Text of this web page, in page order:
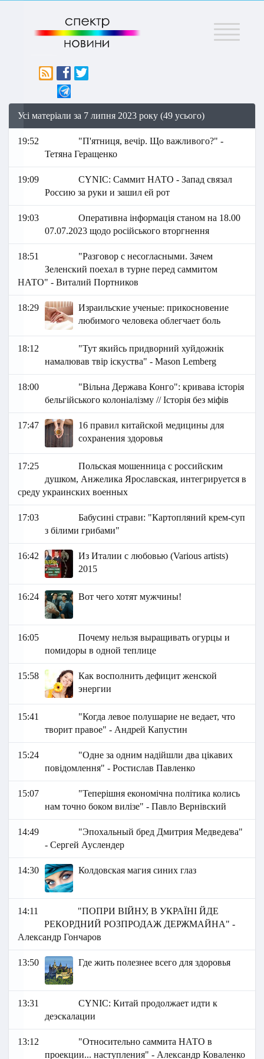
Меню
Усі матеріали за 7 липня 2023 року (49 усього)
19:52
"П'ятниця, вечір. Що важливого?" -
Тетяна Геращенко
19:09
СYNIC: Саммит НАТО - Запад связал
Россию за руки и зашил ей рот
19:03
Оперативна інформація станом на 18.00
07.07.2023 щодо російського вторгнення
18:51
"Разговор с несогласными. Зачем
Зеленский поехал в турне перед саммитом
НАТО" - Виталий Портников
18:29
Израильские ученые: прикосновение
любимого человека облегчает боль
18:12
"Тут якийсь придворний хуйдожнік
намалював твір іскуства" - Mason Lemberg
18:00
"Вільна Держава Конго": кривава історія
бельгійського колоніалізму // Історія без міфів
17:47
16 правил китайской медицины для
сохранения здоровья
17:25
Польская мошенница с российским
душком, Анжелика Ярославская, интегрируется в
среду украинских военных
17:03
Бабусині страви: "Картопляний крем-суп
з білими грибами"
16:42
Из Италии с любовью (Various artists)
2015
16:24 Вот чего хотят мужчины!
16:05
Почему нельзя выращивать огурцы и
помидоры в одной теплице
15:58
Как восполнить дефицит женской
энергии
15:41
"Когда левое полушарие не ведает, что
творит правое" - Андрей Капустин
15:24
"Одне за одним надійшли два цікавих
повідомлення" - Ростислав Павленко
15:07
"Теперішня економічна політика колись
нам точно боком вилізе" - Павло Вернівский
14:49
"Эпохальный бред Дмитрия Медведева"
- Сергей Ауслендер
14:30 Колдовская магия синих глаз
14:11
"ПОПРИ ВІЙНУ, В УКРАЇНІ ЙДЕ
РЕКОРДНИЙ РОЗПРОДАЖ ДЕРЖМАЙНА" -
Александр Гончаров
13:50 Где жить полезнее всего для здоровья
13:31
СYNIC: Китай продолжает идти к
деэскалации
13:12
"Относительно саммита НАТО в
проекции... наступления" - Александр Коваленко